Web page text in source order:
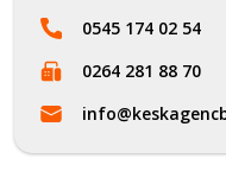
0545 174 02 54
0264 281 88 70